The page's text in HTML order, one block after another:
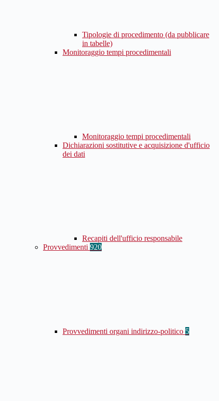
Tipologie di procedimento (da pubblicare
in tabelle)
Monitoraggio tempi procedimentali
Monitoraggio tempi procedimentali
Dichiarazioni sostitutive e acquisizione d'ufficio
dei dati
Recapiti dell'ufficio responsabile
Provvedimenti 920
Provvedimenti organi indirizzo-politico 5